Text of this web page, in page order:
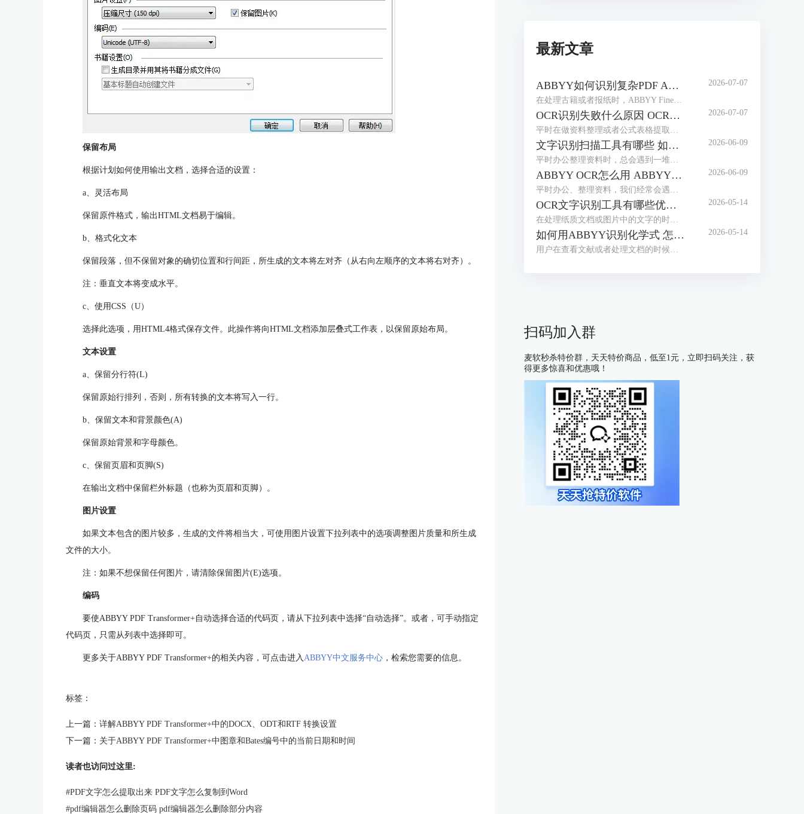
保留布局
根据计划如何使用输出文档，选择合适的设置：
a、灵活布局
保留原件格式，输出HTML文档易于编辑。
b、格式化文本
保留段落，但不保留对象的确切位置和行间距，所生成的文本将左对齐（从右向左顺序的文本将右对齐）。
注：垂直文本将变成水平。
c、使用CSS（U）
选择此选项，用HTML4格式保存文件。此操作将向HTML文档添加层叠式工作表，以保留原始布局。
文本设置
a、保留分行符(L)
保留原始行排列，否则，所有转换的文本将写入一行。
b、保留文本和背景颜色(A)
保留原始背景和字母颜色。
c、保留页眉和页脚(S)
在输出文档中保留栏外标题（也称为页眉和页脚）。
图片设置
如果文本包含的图片较多，生成的文件将相当大，可使用图片设置下拉列表中的选项调整图片质量和所生成
文件的大小。
注：如果不想保留任何图片，请清除保留图片(E)选项。
编码
要使ABBYY PDF Transformer+自动选择合适的代码页，请从下拉列表中选择“自动选择”。或者，可手动指定
代码页，只需从列表中选择即可。
更多关于ABBYY PDF Transformer+的相关内容，可点击进入ABBYY中文服务中心 ，检索您需要的信息。
标签：
上一篇： 详解ABBYY PDF Transformer+中的DOCX、ODT和RTF 转换设置
下一篇： 关于ABBYY PDF Transformer+中图章和Bates编号中的当前日期和时间
读者也访问过这里:
#PDF文字怎么提取出来 PDF文字怎么复制到Word
#pdf编辑器怎么删除页码 pdf编辑器怎么删除部分内容
最新文章
ABBYY如何识别复杂PDF ABBYY如何识别竖排繁体 2026-07-07
OCR识别失败什么原因 OCR识别如何保证位置正确 2026-07-07
文字识别扫描工具有哪些 如何文字识别扫描文件 2026-06-09
ABBYY OCR怎么用 ABBYY怎么修改PDF里面的文字 2026-06-09
OCR文字识别工具有哪些优点 OCR文字识别工具哪款最好用 2026-05-14
如何用ABBYY识别化学式 怎么用ABBYY识别数学公式 2026-05-14
扫码加入群
麦软秒杀特价群，天天特价商品，低至1元，立即扫码关注，获
得更多惊喜和优惠哦！